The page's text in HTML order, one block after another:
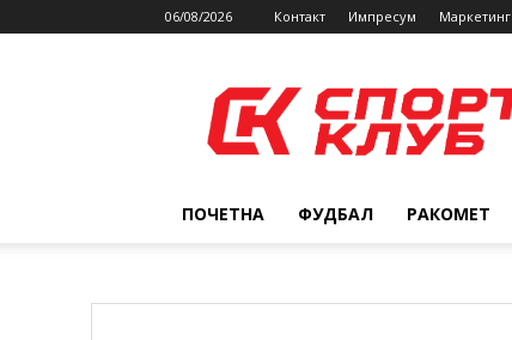
06/08/2026 Контакт Импресум Маркетинг
ПОЧЕТНА ФУДБАЛ РАКОМЕТ